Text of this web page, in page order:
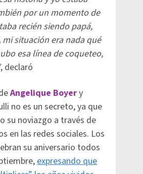
por un momento de
recién siendo papá,
situación era nada qué
esa línea de coqueteo,
, declaró
Angelique Boyery
no es un secreto, ya que
su noviazgo a través de
en las redes sociales. Los
su aniversario todos
expresando que